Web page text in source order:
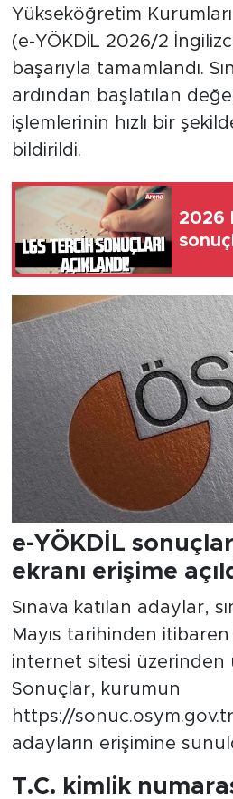
Yükseköğretim Kurumları
(e-YÖKDİL 2026/2
başarıyla tamamlandı.
ardından başlatılan
işlemlerinin hızlı bir
bildirildi.
2026
e-YÖKDİL
ekranı erişime
Sınava katılan adaylar,
Mayıs tarihinden itibaren
internet sitesi üzerinden
Sonuçlar, kurumun
https://
adayların erişimine
T.C. kimlik